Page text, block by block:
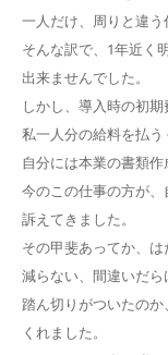
一人だけ、周りと違う
そんな訳で、1年近く
出来ませんでした。
しかし、導入時の初期
私一人分の給料を払う
自分には本業の書類作
今のこの仕事の方が
訴えてきました。
その甲斐あってか、
減らない、間違いだ
踏ん切りがついたの
くれました。